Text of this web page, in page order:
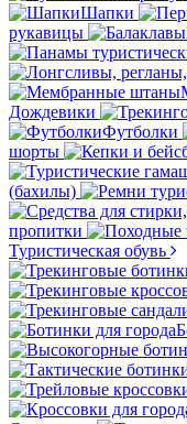
Шапки
рукавицы
Дождевики
Футболки
шорты
(бахилы)
пропитки
Туристическая обувь